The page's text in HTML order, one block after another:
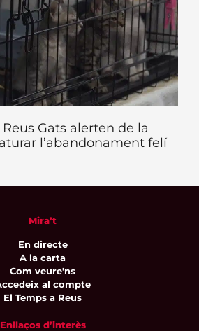
Gats alerten de la
l’abandonament felí
Mira’t
En directe
A la carta
Com veure'ns
al compte
El Temps a Reus
Enllaços d’interès